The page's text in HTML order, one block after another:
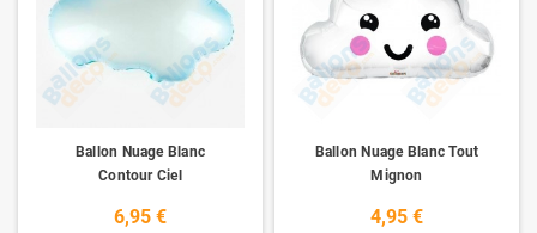
Ballon Nuage Blanc
Contour Ciel
6,95 €
Ballon Nuage Blanc Tout
Mignon
4,95 €